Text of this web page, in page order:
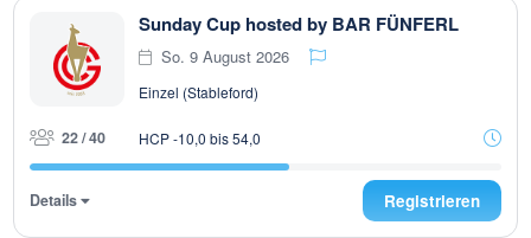
Sunday Cup hosted by BAR FÜNFERL
So. 9 August 2026
Einzel (Stableford)
22 / 40 HCP -10,0 bis 54,0
Details Registrieren